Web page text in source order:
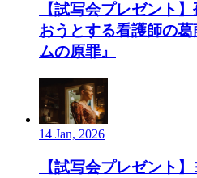
【試写会プレゼント
おうとする看護師の
ムの原罪』
14 Jan, 2026
【試写会プレゼント